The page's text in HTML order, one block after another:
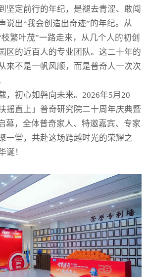
坚定前行的年纪，是褪去青涩、敢闯
说出“我会创造出奇迹”的年纪。从
繁叶茂”一路走来，从几个人的初创
区的近百人的专业团队。这二十年的
来不是一帆风顺，而是普奇人一次次
，初心如磐向未来。2026年5月20
摇直上」普奇研究院二十周年庆典暨
幕，全体普奇家人、特邀嘉宾、专家
一堂，共赴这场跨越时光的荣耀之
诞！